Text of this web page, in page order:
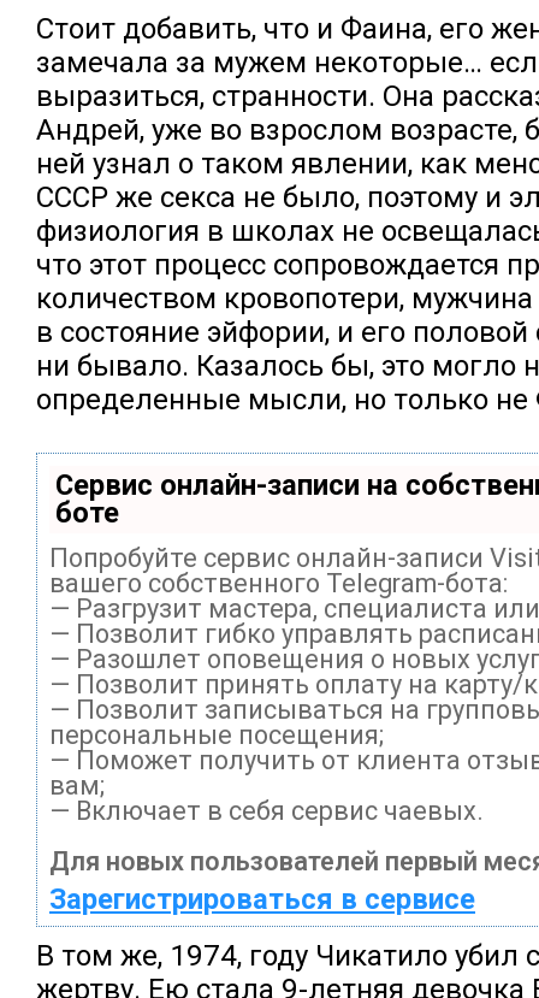
Стоит добавить, что и Фаина, его
замечала за мужем некоторые…
выразиться, странности. Она
Андрей, уже во взрослом возрасте,
ней узнал о таком явлении, как
СССР же секса не было, поэтому и
физиология в школах не
что этот процесс сопровождается
количеством кровопотери,
в состояние эйфории, и его половой
ни бывало. Казалось бы, это могло
определенные мысли, но только не
Сервис онлайн-записи на
боте
Попробуйте сервис онлайн-записи
вашего собственного Telegram-бота:
— Разгрузит мастера, специалиста
— Позволит гибко управлять
— Разошлет оповещения о новых
— Позволит принять оплату на карту/
— Позволит записываться на
персональные посещения;
— Поможет получить от клиента
вам;
— Включает в себя сервис чаевых.
Для новых пользователей первый
Зарегистрироваться в сервисе
В том же, 1974, году Чикатило убил
жертву. Ею стала 9-летняя девочка